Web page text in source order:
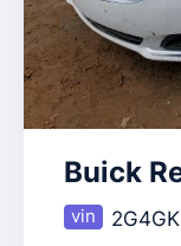
Buick